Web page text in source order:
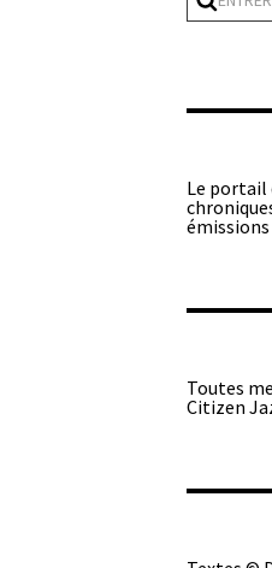
Le portail
émissions
Toutes
Citizen